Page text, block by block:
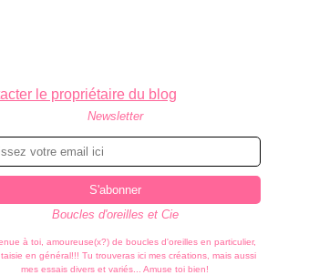
le propriétaire du blog
Newsletter
Boucles d'oreilles et Cie
à toi, amoureuse(x?) de boucles d'oreilles en particulier,
en général!!! Tu trouveras ici mes créations, mais aussi
mes essais divers et variés... Amuse toi bien!